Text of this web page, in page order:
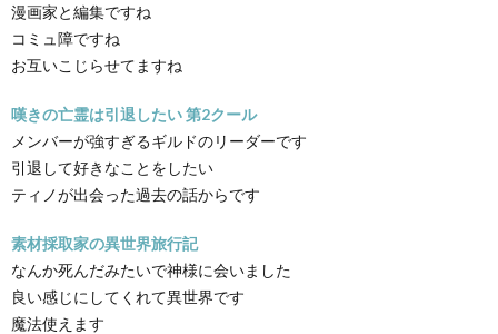
漫画家と編集ですね
コミュ障ですね
お互いこじらせてますね
嘆きの亡霊は引退したい 第2クール
メンバーが強すぎるギルドのリーダーです
引退して好きなことをしたい
ティノが出会った過去の話からです
素材採取家の異世界旅行記
なんか死んだみたいで神様に会いました
良い感じにしてくれて異世界です
魔法使えます